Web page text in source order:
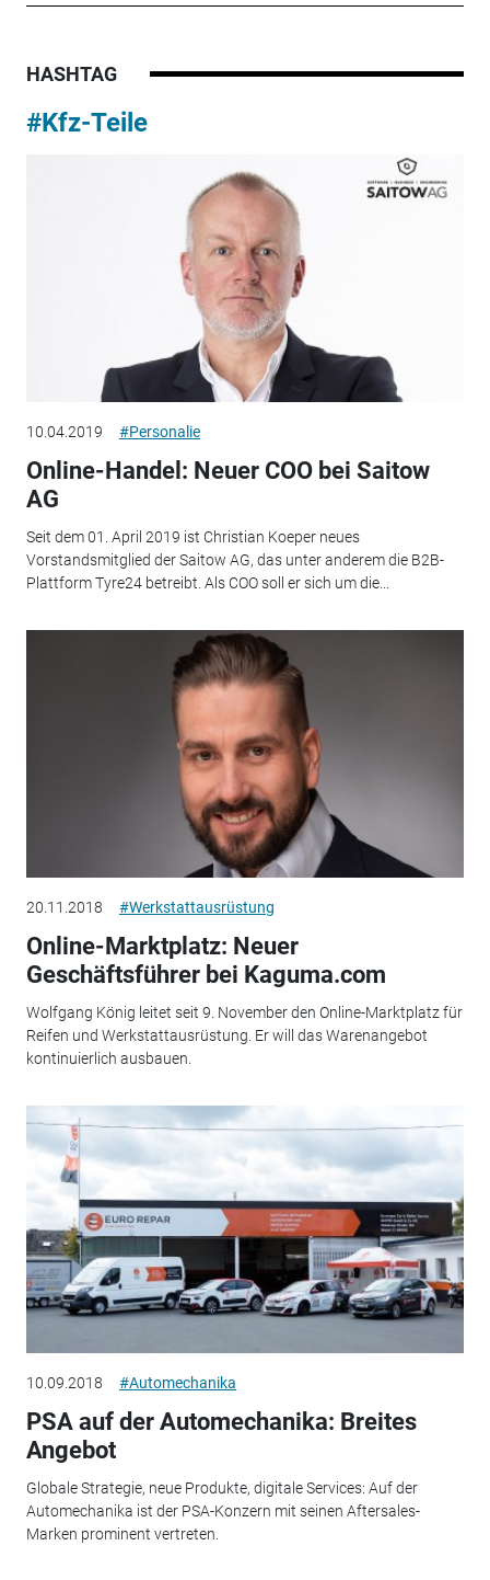
HASHTAG
#Kfz-Teile
10.04.2019 #Personalie
Online-Handel: Neuer COO bei Saitow
AG
Seit dem 01. April 2019 ist Christian Koeper neues
Vorstandsmitglied der Saitow AG, das unter anderem die B2B-
Plattform Tyre24 betreibt. Als COO soll er sich um die...
20.11.2018 #Werkstattausrüstung
Online-Marktplatz: Neuer
Geschäftsführer bei Kaguma.com
Wolfgang König leitet seit 9. November den Online-Marktplatz für
Reifen und Werkstattausrüstung. Er will das Warenangebot
kontinuierlich ausbauen.
10.09.2018 #Automechanika
PSA auf der Automechanika: Breites
Angebot
Globale Strategie, neue Produkte, digitale Services: Auf der
Automechanika ist der PSA-Konzern mit seinen Aftersales-
Marken prominent vertreten.